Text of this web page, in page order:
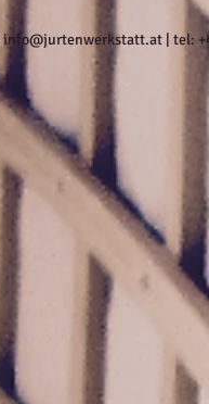
info@jurtenwerkstatt.at | tel: